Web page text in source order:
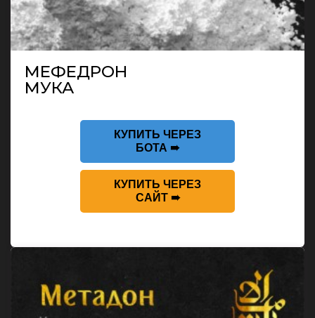
МЕФЕДРОН
МУКА
КУПИТЬ ЧЕРЕЗ
БОТА ➠
КУПИТЬ ЧЕРЕЗ
САЙТ ➠